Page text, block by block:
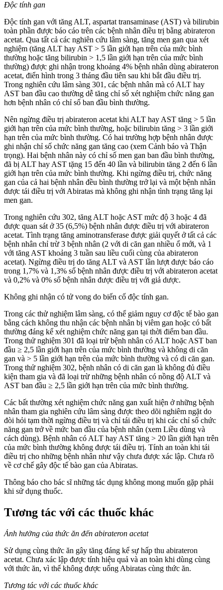
Độc tính gan
Độc tính gan với tăng ALT, aspartat transaminase (AST) và bilirubin
toàn phần được báo cáo trên các bệnh nhân điều trị bằng abirateron
acetat. Qua tất cả các nghiên cứu lâm sàng, tăng men gan qua xét
nghiệm (tăng ALT hay AST > 5 lần giới hạn trên của mức bình
thường hoặc tăng bilirubin > 1,5 lần giới hạn trên của mức bình
thường) được ghi nhận trong khoảng 4% bệnh nhân dùng abirateron
acetat, điển hình trong 3 tháng đầu tiên sau khi bắt đầu điều trị.
Trong nghiên cứu lâm sàng 301, các bệnh nhân mà có ALT hay
AST ban đầu cao thường dễ tăng chỉ số xét nghiệm chức năng gan
hơn bệnh nhân có chỉ số ban đầu bình thường.
Nên ngừng điều trị abirateron acetat khi ALT hay AST tăng > 5 lần
giới hạn trên của mức bình thường, hoặc bilirubin tăng > 3 lần giới
hạn trên của mức bình thường. Có hai trường hợp bệnh nhân được
ghi nhận chỉ số chức năng gan tăng cao (xem Cảnh báo và Thận
trọng). Hai bệnh nhân này có chỉ số men gan ban đầu bình thường,
đã bị ALT hay AST tặng 15 đến 40 lần và bilirubin tăng 2 đến 6 lần
giới hạn trên của mức bình thường. Khi ngừng điều trị, chức năng
gan của cả hai bệnh nhân đều bình thường trở lại và một bệnh nhân
được tái điều trị với Abiratas mà không ghi nhận tình trạng tăng lại
men gan.
Trong nghiên cứu 302, tăng ALT hoặc AST mức độ 3 hoặc 4 đã
được quan sát ở 35 (6,5%) bệnh nhân được điều trị với abirateron
acetat. Tình trạng tăng aminotransferase được giải quyết ở tất cả các
bệnh nhân chỉ trừ 3 bệnh nhân (2 với di căn gan nhiều ổ mới, và 1
với tăng AST khoảng 3 tuần sau liều cuối cùng của abirateron
acetat). Ngừng điều trị do tăng ALT và AST lần lượt được báo cáo
trong 1,7% và 1,3% số bệnh nhân được điều trị với abirateron acetat
và 0,2% và 0% số bệnh nhân được điều trị với giả dược.
Không ghi nhận có tử vong do biến cố độc tính gan.
Trong các thử nghiệm lâm sàng, có thể giảm nguy cơ độc tế bào gan
bằng cách không thu nhận các bệnh nhân bị viêm gan hoặc có bất
thường đáng kể xét nghiệm chức năng gan tại thời điểm ban đầu.
Trong thử nghiệm 301 đã loại trừ bệnh nhân có ALT hoặc AST ban
đầu ≥ 2,5 lần giới hạn trên của mức bình thường và không di căn
gan và > 5 lần giới hạn trên của mức bình thường và có di căn gan.
Trong thử nghiệm 302, bệnh nhân có di căn gan là không đủ điều
kiện tham gia và đã loại trừ những bệnh nhân có nồng độ ALT và
AST ban đầu ≥ 2,5 lần giới hạn trên của mức bình thường.
Các bất thường xét nghiệm chức năng gan xuất hiện ở những bệnh
nhân tham gia nghiên cứu lâm sàng được theo dõi nghiêm ngặt do
đòi hỏi tạm thời ngừng điều trị và chỉ tái điều trị khi các chỉ số chức
năng gan trở về mức ban đầu của bệnh nhân (xem Liều dùng và
cách dùng). Bệnh nhân có ALT hay AST tăng > 20 lần giới hạn trên
của mức bình thường không được tái điều trị. Tính an toàn khi tái
điều trị cho những bệnh nhân như vậy chưa được xác lập. Chưa rõ
về cơ chế gây độc tế bào gan của Abiratas.
Thông báo cho bác sĩ những tác dụng không mong muốn gặp phải
khi sử dụng thuốc.
Tương tác với các thuốc khác
Ảnh hưởng của thức ăn đến abirateron acetat
Sử dụng cùng thức ăn gây tăng đáng kể sự hấp thu abirateron
acetat. Chưa xác lập được tính hiệu quả và an toàn khi dùng cùng
với thức ăn, vì thế không được uống Abiratas cùng thức ăn.
Tương tác với các thuốc khác